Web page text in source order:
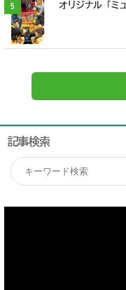
5 オリジナル「ミ
記事検索